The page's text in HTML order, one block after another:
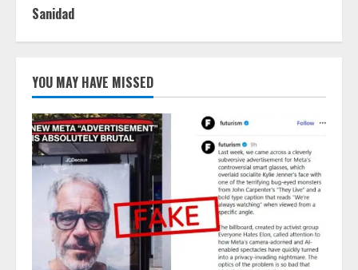
Sanidad
YOU MAY HAVE MISSED